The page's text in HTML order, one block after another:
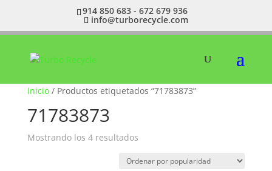
914 850 683 - 672 679 936
info@turborecycle.com
Inicio/ Productos etiquetados “71783873”
71783873
Mostrando los 4 resultadosOrdenado
popularidad